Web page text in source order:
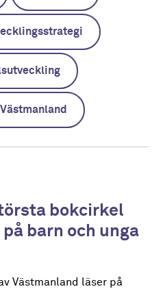
bokcirkel
barn och unga
Västmanland läser på